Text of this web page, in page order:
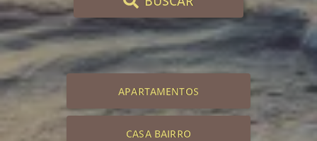
APARTAMENTOS
CASA BAIRRO